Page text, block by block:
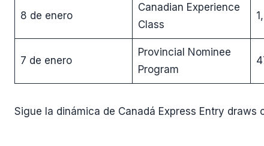
8 de enero
Canadian Experience
Class
7 de enero
Provincial Nominee
Program
Sigue la dinámica de Canadá Express Entry draws